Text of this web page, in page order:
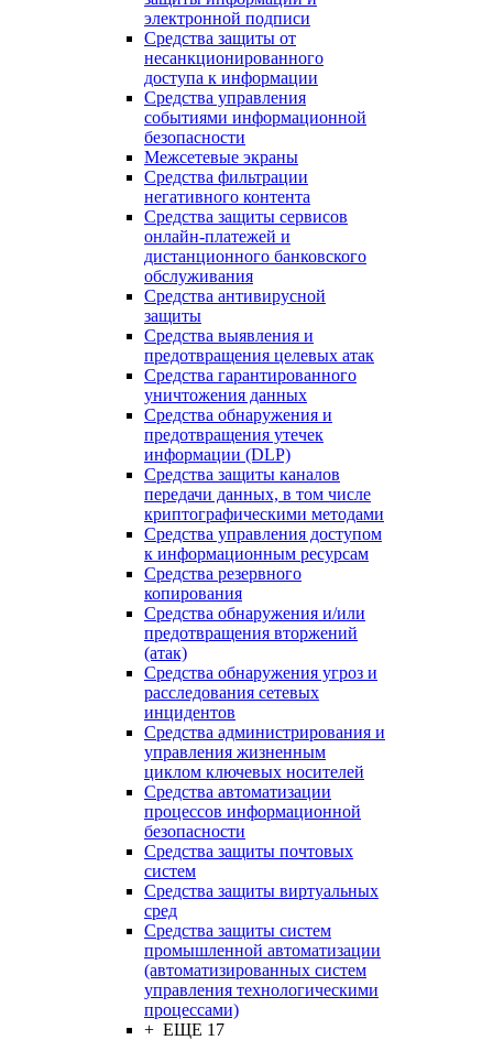
электронной подписи
Средства защиты от
несанкционированного
доступа к информации
Средства управления
событиями информационной
безопасности
Межсетевые экраны
Средства фильтрации
негативного контента
Средства защиты сервисов
онлайн-платежей и
дистанционного банковского
обслуживания
Средства антивирусной
защиты
Средства выявления и
предотвращения целевых атак
Средства гарантированного
уничтожения данных
Средства обнаружения и
предотвращения утечек
информации (DLP)
Средства защиты каналов
передачи данных, в том числе
криптографическими методами
Средства управления доступом
к информационным ресурсам
Средства резервного
копирования
Средства обнаружения и/или
предотвращения вторжений
(атак)
Средства обнаружения угроз и
расследования сетевых
инцидентов
Средства администрирования и
управления жизненным
циклом ключевых носителей
Средства автоматизации
процессов информационной
безопасности
Средства защиты почтовых
систем
Средства защиты виртуальных
сред
Средства защиты систем
промышленной автоматизации
(автоматизированных систем
управления технологическими
процессами)
+ ЕЩЕ 17